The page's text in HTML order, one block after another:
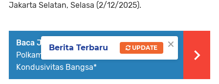
Jakarta Selatan, Selasa (2/12/2025).
Baca Juga :
Panglima TNI Dampingi Menko
Polkam Sampaikan Imbauan Jaga
Kondusivitas Bangsa*
×
Berita Terbaru UPDATE